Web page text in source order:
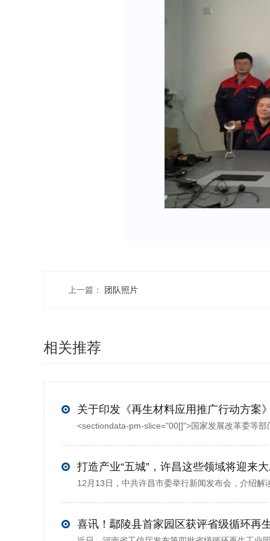
上一篇： 团队照片
相关推荐
打造产业“五城”，许昌这些领域将迎来
喜讯！鄢陵县首家园区获评省级循环再